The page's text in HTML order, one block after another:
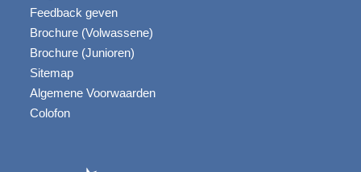
Feedback geven
Brochure (Volwassene)
Brochure (Junioren)
Sitemap
Algemene Voorwaarden
Colofon